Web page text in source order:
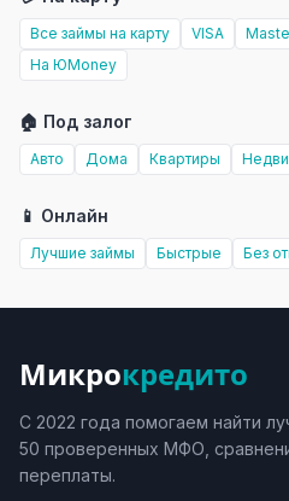
Все займы на карту VISA
На ЮMoney
🏠 Под залог
Авто Дома Квартиры
📱 Онлайн
Лучшие займы Быстрые Без
Микрокредито
С 2022 года помогаем найти
50 проверенных МФО,
переплаты.